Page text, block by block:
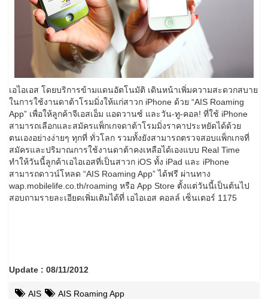
เอไอเอส โดยบริการข้ามแดนอัตโนมัติ เดินหน้าเพิ่มความสะดวกสบาย
ในการใช้งานดาต้าโรมมิ่งให้แก่สาวก iPhone ด้วย “AIS Roaming
App” เพื่อให้ลูกค้าจีเอสเอ็ม แอดวานซ์ และวัน-ทู-คอล! ที่ใช้ iPhone
สามารถเลือกและสมัครแพ็กเกจดาต้าโรมมิ่งราคาประหยัดได้ด้วย
ตนเองอย่างง่ายๆ ทุกที่ ทั่วโลก รวมทั้งยังสามารถตรวจสอบแพ็กเกจที่
สมัครและปริมาณการใช้งานดาต้าคงเหลือได้เองแบบ Real Time
ทำให้วันนี้ลูกค้าเอไอเอสที่เป็นสาวก iOS ทั้ง iPad และ iPhone
สามารถดาวน์โหลด “AIS Roaming App” ได้ฟรี ผ่านทาง
wap.mobilelife.co.th/roaming หรือ App Store ตั้งแต่วันนี้เป็นต้นไป
สอบถามรายละเอียดเพิ่มเติมได้ที่ เอไอเอส คอลล์ เซ็นเตอร์ 1175
Update : 08/11/2012
AIS AIS Roaming App